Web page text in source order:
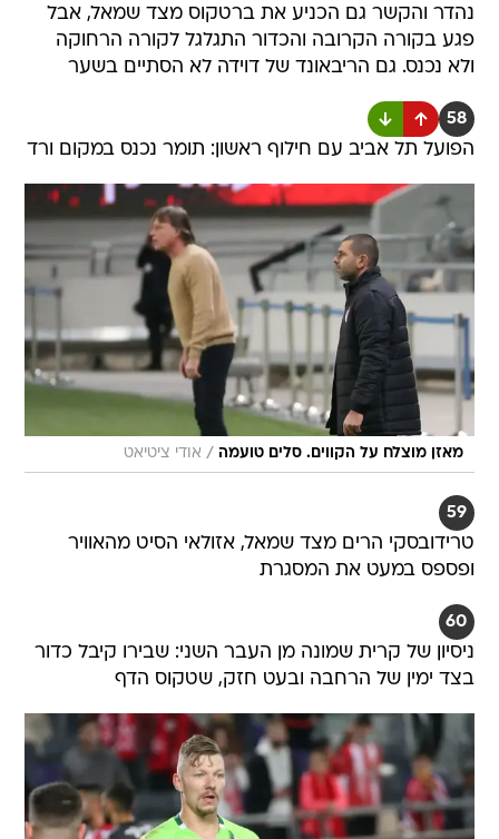
נהדר והקשר גם הכניע את ברטקוס מצד שמאל, אבל
פגע בקורה הקרובה והכדור התגלגל לקורה הרחוקה
ולא נכנס. גם הריבאונד של דוידה לא הסתיים בשער
58
הפועל תל אביב עם חילוף ראשון: תומר נכנס במקום ורד
מאזן מוצלח על הקווים. סלים טועמה / אודי ציטיאט
59
טרידובסקי הרים מצד שמאל, אזולאי הסיט מהאוויר
ופספס במעט את המסגרת
60
ניסיון של קרית שמונה מן העבר השני: שבירו קיבל כדור
בצד ימין של הרחבה ובעט חזק, שטקוס הדף